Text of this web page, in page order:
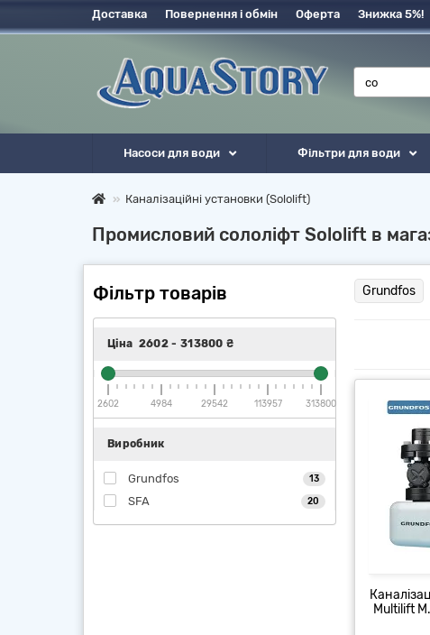
Доставка Повернення і обмін Оферта Знижка 5%!
Насоси для води Фільтри для води
Каналізаційні установки (Sololift)
Промисловий сололіфт Sololift в
Фільтр товарів
Ціна 2602 - 313800 ₴
2602 4984 29542 113957 313800
Виробник
Grundfos 13
SFA 20
Grundfos
Multilift